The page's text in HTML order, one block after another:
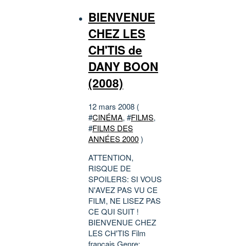
BIENVENUE
CHEZ LES
CH'TIS de
DANY BOON
(2008)
12 mars 2008 (
#CINÉMA, #FILMS,
#FILMS DES
ANNÉES 2000)
ATTENTION,
RISQUE DE
SPOILERS: SI VOUS
N'AVEZ PAS VU CE
FILM, NE LISEZ PAS
CE QUI SUIT !
BIENVENUE CHEZ
LES CH'TIS Film
français Genre: